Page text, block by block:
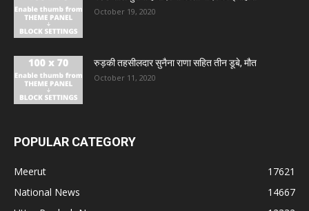
October 19, 2020
रुड़की तहसीलदार सुनैना राणा सहित तीन डूबे, मौत
October 11, 2020
POPULAR CATEGORY
Meerut
17621
National News
14667